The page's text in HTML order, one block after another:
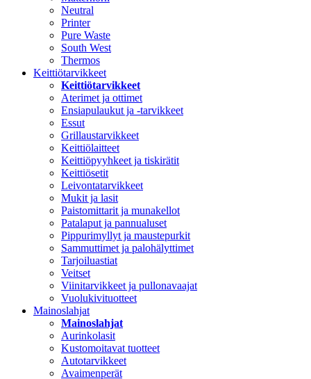
Neutral
Printer
Pure Waste
South West
Thermos
Keittiötarvikkeet
Keittiötarvikkeet
Aterimet ja ottimet
Ensiapulaukut ja -tarvikkeet
Essut
Grillaustarvikkeet
Keittiölaitteet
Keittiöpyyhkeet ja tiskirätit
Keittiösetit
Leivontatarvikkeet
Mukit ja lasit
Paistomittarit ja munakellot
Patalaput ja pannualuset
Pippurimyllyt ja maustepurkit
Sammuttimet ja palohälyttimet
Tarjoiluastiat
Veitset
Viinitarvikkeet ja pullonavaajat
Vuolukivituotteet
Mainoslahjat
Mainoslahjat
Aurinkolasit
Kustomoitavat tuotteet
Autotarvikkeet
Avaimenperät